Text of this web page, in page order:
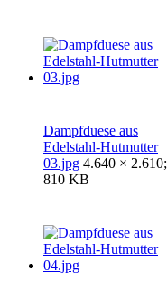
Dampfduese aus
Edelstahl-Hutmutter
03.jpg 4.640 × 2.610;
810 KB